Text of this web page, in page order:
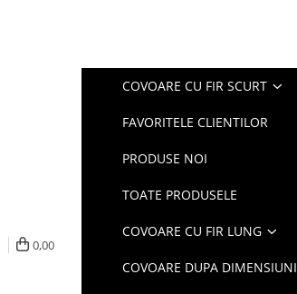
0,00
COVOARE CU FIR SCURT
FAVORITELE CLIENTILOR
PRODUSE NOI
TOATE PRODUSELE
COVOARE CU FIR LUNG
COVOARE DUPA DIMENSIUNI